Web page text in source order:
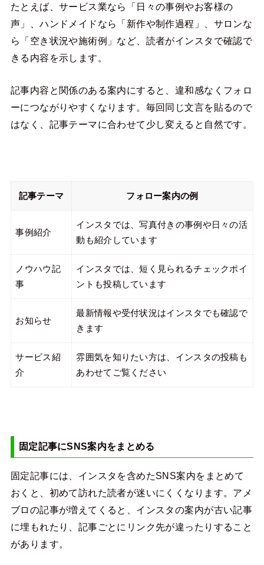
たとえば、サービス業なら「日々の事例やお客様の
声」、ハンドメイドなら「新作や制作過程」、サロンな
ら「空き状況や施術例」など、読者がインスタで確認で
きる内容を示します。
記事内容と関係のある案内にすると、違和感なくフォロ
ーにつながりやすくなります。毎回同じ文言を貼るので
はなく、記事テーマに合わせて少し変えると自然です。
記事テーマ フォロー案内の例
事例紹介
インスタでは、写真付きの事例や日々の活
動も紹介しています
ノウハウ記
事
インスタでは、短く見られるチェックポイ
ントも投稿しています
お知らせ
最新情報や受付状況はインスタでも確認で
きます
サービス紹
介
雰囲気を知りたい方は、インスタの投稿も
あわせてご覧ください
固定記事にSNS案内をまとめる
固定記事には、インスタを含めたSNS案内をまとめて
おくと、初めて訪れた読者が迷いにくくなります。アメ
ブロの記事が増えてくると、インスタの案内が古い記事
に埋もれたり、記事ごとにリンク先が違ったりすること
があります。